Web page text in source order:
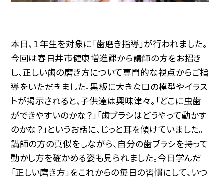
本日、１年生を対象に「歯磨き指導」が行われました。
今回は春日井市健康増進課から講師の方をお招き
し、正しい歯の磨き方について専門的な視点からご指
導をいただきました。黒板に大きな口の模型やイラス
トが掲示されると、子供達は興味津々。「どこに虫歯
ができやすいのかな？」「歯ブラシはどうやって動かす
のかな？」というお話に、じっと耳を傾けていました。
講師の方の真似をしながら、自分の歯ブラシを持って
動かし方を確かめる姿も見られました。今日学んだ
「正しい磨き方」をこれからの毎日の習慣にして、いつ